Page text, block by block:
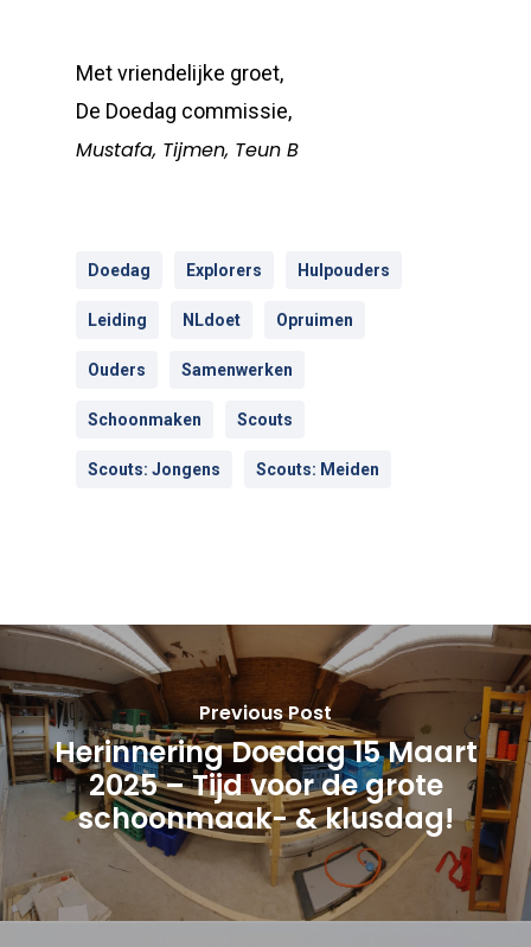
Met vriendelijke groet,
De Doedag commissie,
Mustafa, Tijmen, Teun B
Doedag Explorers Hulpouders
Leiding NLdoet Opruimen
Ouders Samenwerken
Schoonmaken Scouts
Scouts: Jongens Scouts: Meiden
Previous Post
Herinnering Doedag 15 Maart
2025 – Tijd voor de grote
schoonmaak- & klusdag!